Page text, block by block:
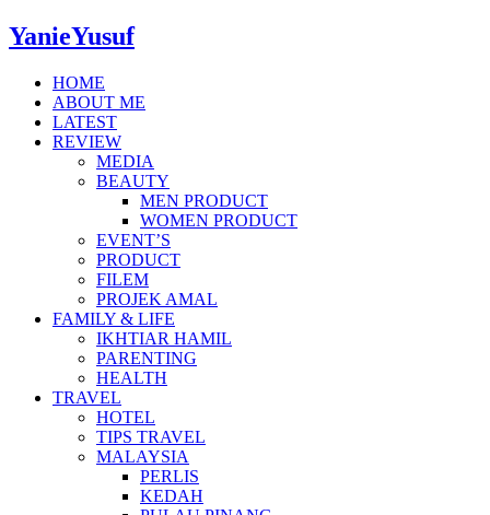
YanieYusuf
HOME
ABOUT ME
LATEST
REVIEW
MEDIA
BEAUTY
MEN PRODUCT
WOMEN PRODUCT
EVENT’S
PRODUCT
FILEM
PROJEK AMAL
FAMILY & LIFE
IKHTIAR HAMIL
PARENTING
HEALTH
TRAVEL
HOTEL
TIPS TRAVEL
MALAYSIA
PERLIS
KEDAH